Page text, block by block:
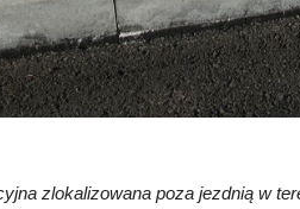
zlokalizowana poza jezdnią w